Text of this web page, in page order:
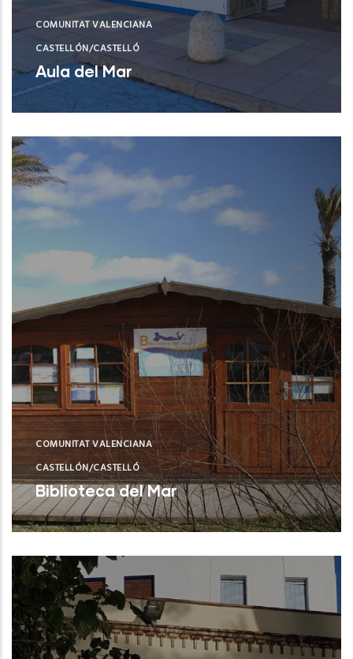
COMUNITAT VALENCIANA
CASTELLÓN/CASTELLÓ
Aula del Mar
Xilxes (Castelló/Castellón)
COMUNITAT VALENCIANA
CASTELLÓN/CASTELLÓ
Biblioteca del Mar
Castellón (Castelló/Castellón)